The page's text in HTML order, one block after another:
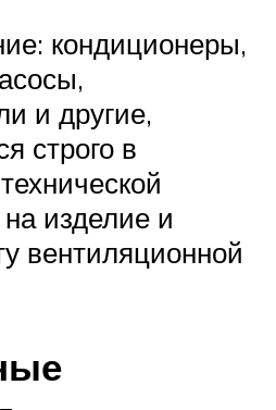
кондиционеры,
и другие,
строго в
изделие и
вентиляционной